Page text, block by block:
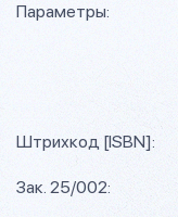
Параметры:
Штрихкод [ISBN]:
Зак. 25/002: